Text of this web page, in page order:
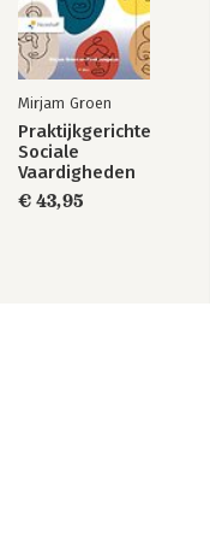
Mirjam Groen
Praktijkgerichte
Sociale
Vaardigheden
€ 43,95